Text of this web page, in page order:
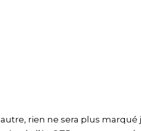
rien ne sera plus marqué